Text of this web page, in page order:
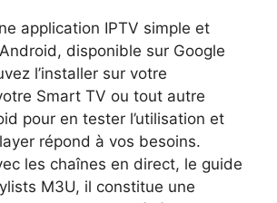
application IPTV simple et
disponible sur Google
l’installer sur votre
Smart TV ou tout autre
pour en tester l’utilisation et
répond à vos besoins.
les chaînes en direct, le guide
M3U, il constitue une